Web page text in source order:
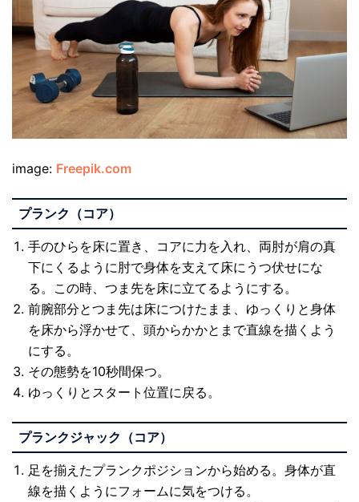
image: Freepik.com
プランク（コア）
手のひらを床に置き、コアに力を入れ、両肘が肩の真
下にくるように肘で身体を支えて床にうつ伏せにな
る。この時、つま先を床に立てるようにする。
前腕部分とつま先は床につけたまま、ゆっくりと身体
を床から浮かせて、頭からかかとまで直線を描くよう
にする。
その態勢を10秒間保つ。
ゆっくりとスタート位置に戻る。
プランクジャック（コア）
足を揃えたプランクポジションから始める。身体が直
線を描くようにフォームに気をつける。